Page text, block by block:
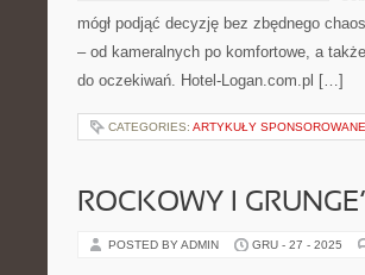
mógł podjąć decyzję bez zbędnego
– od kameralnych po komfortowe, a
do oczekiwań. Hotel-Logan.com.pl […]
CATEGORIES: ARTYKUŁY SPONSOROWANE
ROCKOWY I
POSTED BY ADMIN GRU - 27 - 2025